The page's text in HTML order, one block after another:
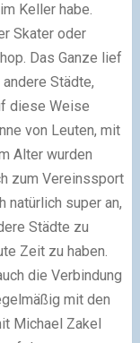
Keller habe.
Skater oder
Das Ganze lief
Städte,
diese Weise
von Leuten, mit
Alter wurden
zum Vereinssport
natürlich super an,
Städte zu
Zeit zu haben.
die Verbindung
mit den
Michael Zakel